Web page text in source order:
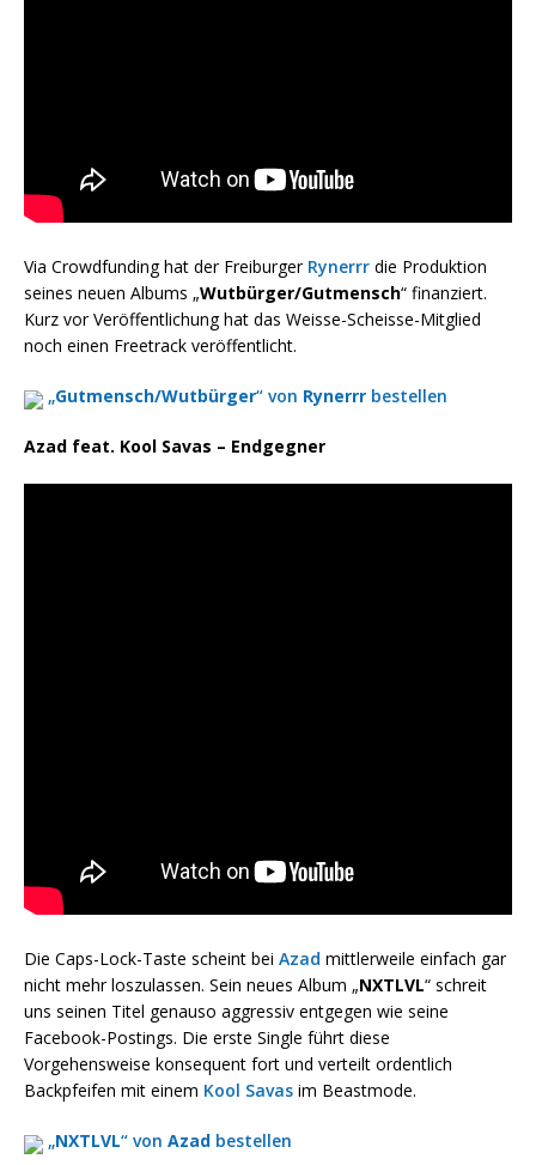
Via Crowdfunding hat der Freiburger Rynerrr die Produktion
seines neuen Albums „Wutbürger/Gutmensch“ finanziert.
Kurz vor Veröffentlichung hat das Weisse-Scheisse-Mitglied
noch einen Freetrack veröffentlicht.
„Gutmensch/Wutbürger“ von Rynerrr bestellen
Azad feat. Kool Savas – Endgegner
Die Caps-Lock-Taste scheint bei Azad mittlerweile einfach gar
nicht mehr loszulassen. Sein neues Album „NXTLVL“ schreit
uns seinen Titel genauso aggressiv entgegen wie seine
Facebook-Postings. Die erste Single führt diese
Vorgehensweise konsequent fort und verteilt ordentlich
Backpfeifen mit einem Kool Savas im Beastmode.
„NXTLVL“ von Azad bestellen